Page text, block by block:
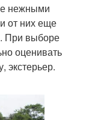
нежными
от них еще
При выборе
оценивать
экстерьер.